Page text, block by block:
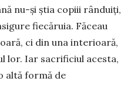
nu-și știa copiii rânduiți,
fiecăruia. Făceau
ci din una interioară,
lor. Iar sacrificiul acesta,
altă formă de